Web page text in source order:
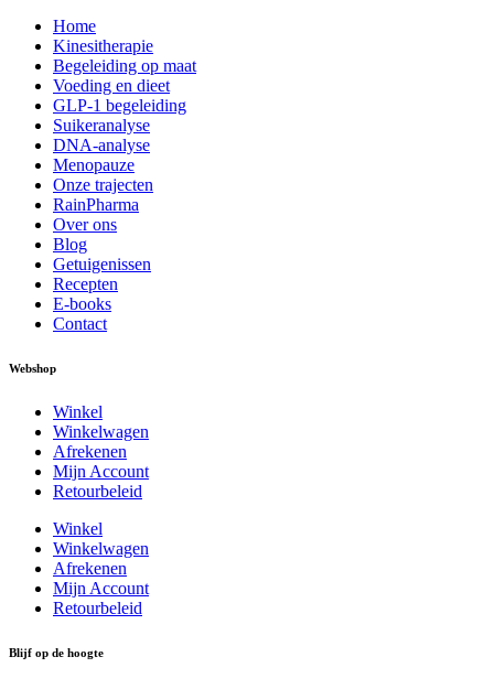
Home
Kinesitherapie
Begeleiding op maat
Voeding en dieet
GLP-1 begeleiding
Suikeranalyse
DNA-analyse
Menopauze
Onze trajecten
RainPharma
Over ons
Blog
Getuigenissen
Recepten
E-books
Contact
Webshop
Winkel
Winkelwagen
Afrekenen
Mijn Account
Retourbeleid
Winkel
Winkelwagen
Afrekenen
Mijn Account
Retourbeleid
Blijf op de hoogte